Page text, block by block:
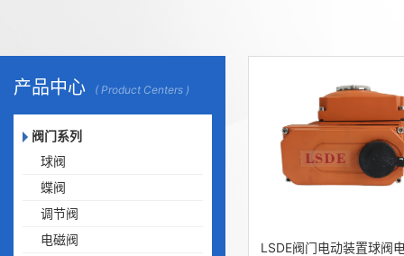
产品中心 ( Product Centers )
阀门系列
球阀
蝶阀
调节阀
电磁阀
LSDE阀门电动装置球阀